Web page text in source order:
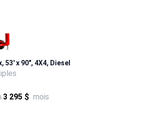
x 90", 4X4, Diesel
3 295 $ mois